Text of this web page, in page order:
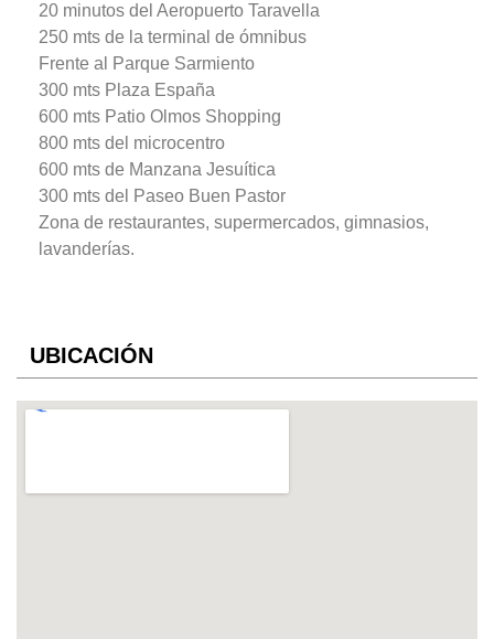
20 minutos del Aeropuerto Taravella
250 mts de la terminal de ómnibus
Frente al Parque Sarmiento
300 mts Plaza España
600 mts Patio Olmos Shopping
800 mts del microcentro
600 mts de Manzana Jesuítica
300 mts del Paseo Buen Pastor
Zona de restaurantes, supermercados, gimnasios,
lavanderías.
UBICACIÓN